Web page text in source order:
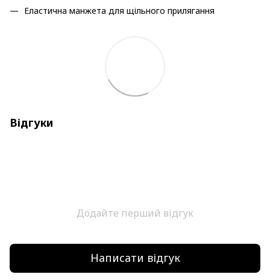
Еластична манжета для щільного прилягання
Відгуки
Додайте перший відгук
Написати відгук